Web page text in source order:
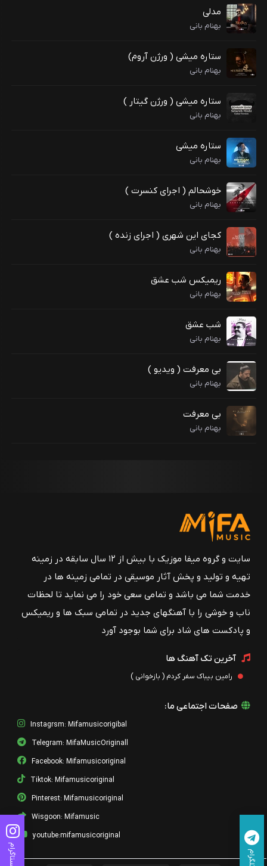
مدلی
بهنام بانی
ستاره میشی ( ورژن آروم)
بهنام بانی
ستاره میشی ( ورژن گیتار )
بهنام بانی
ستاره میشی
بهنام بانی
خوشحالم ( اجرای کنسرت )
بهنام بانی
کجای این شهری ( اجرای زنده )
بهنام بانی
ریمیکس شب عشق
بهنام بانی
شب عشق
بهنام بانی
بی معرفت ( ویدیو )
بهنام بانی
بی معرفت
بهنام بانی
سایت و گروه میفا موزیک با بیش از ۱۲ سال سابقه در زمینه
تهیه و تولید و پخش آثار موسیقی در تمامی زمینه ها در
خدمت شما می باشد و تمامی سعی خود را می نماید تا لحظات
ناب و خوشی را با آهنگهای جدید در تمامی سبک ها و ریمیکس
و پادکست های شاد برای شما بوجود آورد
آخرین تک آهنگ ها
رامین بیباک سفر کردم ( بازخوانی )
صفحات اجتماعی ما:
Instagrsm: Mifamusicorigibal
Telegram: MifaMusicOriginall
Facebook: Mifamusicoriginal
Tiktok: Mifamusicoriginal
Pinterest: Mifamusicoriginal
Wisgoon: Mifamusic
youtube:mifamusicoriginal
اینستاگرام تلگرام